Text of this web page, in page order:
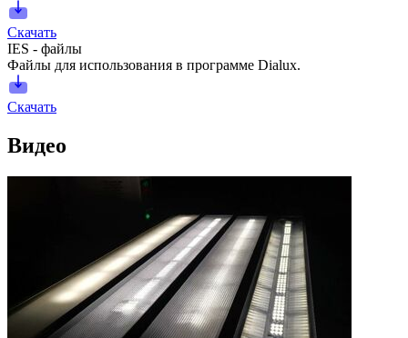
Скачать
IES - файлы
Файлы для использования в программе Dialux.
Скачать
Видео